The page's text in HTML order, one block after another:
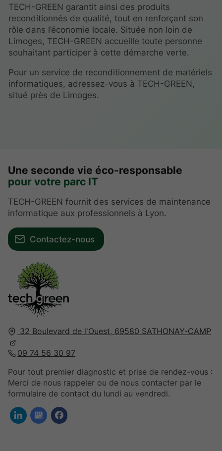
TECH-GREEN garantit ainsi des produits
reconditionnés de qualité, tout en renforçant son
rôle dans l’économie locale. Située non loin de
Limoges, TECH-GREEN accueille toute personne
souhaitant participer à cette démarche verte.
Pour un service de reconditionnement de matériels
informatiques, adressez-vous à TECH-GREEN,
situé près de Limoges.
32 Boulevard de l'Ouest, 69580 SATHONAY-CAMP
09 74 56 30 97
Pour tout premier diagnostic et prise de rendez-vous :
Merci de nous rappeler ou de nous contacter par le
formulaire de contact du lundi au vendredi.
Une seconde vie éco-responsable
pour votre parc IT
TECH-GREEN fournit des services de maintenance
informatique aux professionnels à Lyon.
Contactez-nous